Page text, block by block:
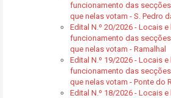
funcionamento das
que nelas votam - S. Pedro
Edital N.º 20/2026 - Locais
funcionamento das
que nelas votam - Ramalhal
Edital N.º 19/2026 - Locais
funcionamento das
que nelas votam - Ponte do
Edital N.º 18/2026 - Locais